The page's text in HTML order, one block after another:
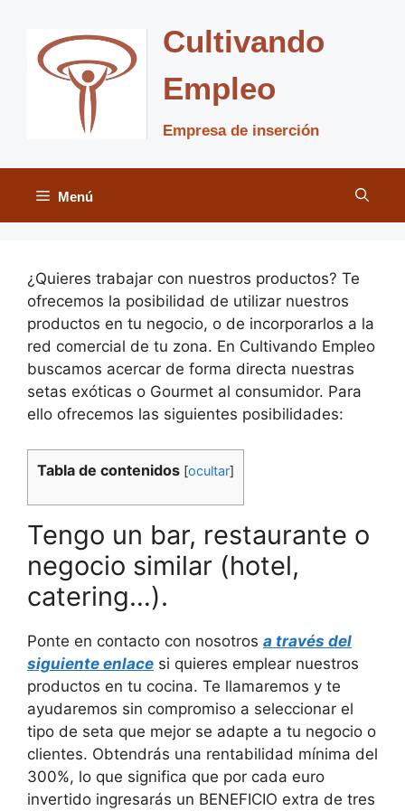
contenido
Cultivando
Empleo
Empresa de inserción
Menú
¿Quieres trabajar con nuestros productos? Te
ofrecemos la posibilidad de utilizar nuestros
productos en tu negocio, o de incorporarlos a la
red comercial de tu zona. En Cultivando Empleo
buscamos acercar de forma directa nuestras
setas exóticas o Gourmet al consumidor. Para
ello ofrecemos las siguientes posibilidades:
Tabla de contenidos [ocultar]
Tengo un bar, restaurante o
negocio similar (hotel,
catering…).
Ponte en contacto con nosotros a través del
siguiente enlace si quieres emplear nuestros
productos en tu cocina. Te llamaremos y te
ayudaremos sin compromiso a seleccionar el
tipo de seta que mejor se adapte a tu negocio o
clientes. Obtendrás una rentabilidad mínima del
300%, lo que significa que por cada euro
invertido ingresarás un BENEFICIO extra de tres